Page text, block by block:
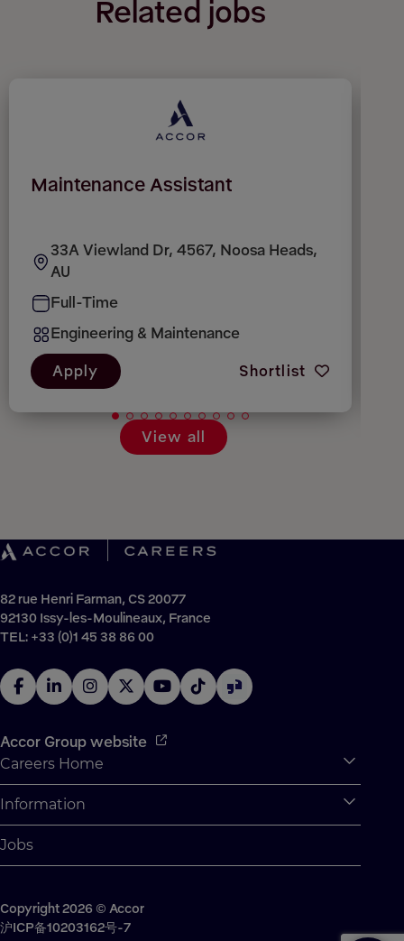
Related jobs
Maintenance Assistant
33A Viewland Dr, 4567, Noosa Heads,
AU
Full-Time
Engineering & Maintenance
Apply Shortlist
View all
82 rue Henri Farman, CS 20077
92130 Issy-les-Moulineaux, France
TEL: +33 (0)1 45 38 86 00
Accor Group website
Careers Home
Why Join Accor
Student Opportunities
Student Challenges
Information
Cookie Settings
Contact us
Jobs
Copyright 2026 © Accor
沪ICP备10203162号-7